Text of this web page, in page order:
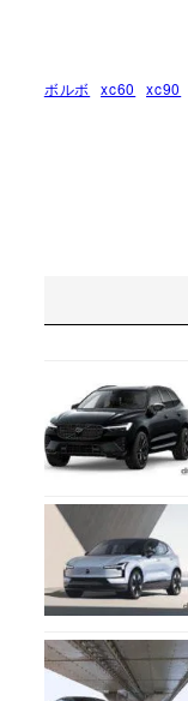
ボルボ xc60 xc90